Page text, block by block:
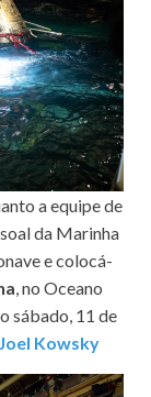
a equipe de
da Marinha
e colocá-
, no Oceano
sábado, 11 de
Kowsky